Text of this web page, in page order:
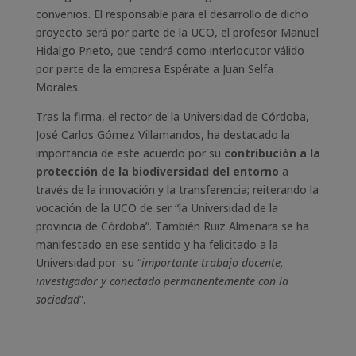
convenios. El responsable para el desarrollo de dicho
proyecto será por parte de la UCO, el profesor Manuel
Hidalgo Prieto, que tendrá como interlocutor válido
por parte de la empresa Espérate a Juan Selfa
Morales.
Tras la firma, el rector de la Universidad de Córdoba,
José Carlos Gómez Villamandos, ha destacado la
importancia de este acuerdo por su contribución a la
protección de la biodiversidad del entorno a
través de la innovación y la transferencia; reiterando la
vocación de la UCO de ser “la Universidad de la
provincia de Córdoba”. También Ruiz Almenara se ha
manifestado en ese sentido y ha felicitado a la
Universidad por su “importante trabajo docente,
investigador y conectado permanentemente con la
sociedad”.